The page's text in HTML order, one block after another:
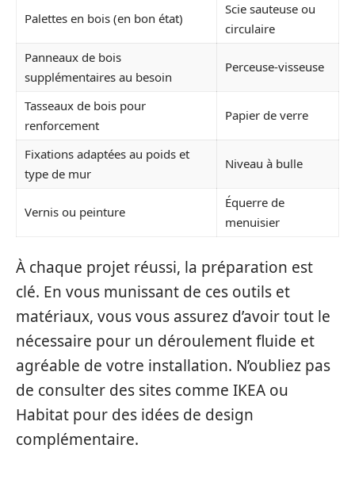
Palettes en bois (en bon état)
Scie sauteuse ou
circulaire
Panneaux de bois
supplémentaires au besoin
Perceuse-visseuse
Tasseaux de bois pour
renforcement
Papier de verre
Fixations adaptées au poids et
type de mur
Niveau à bulle
Vernis ou peinture
Équerre de
menuisier
À chaque projet réussi, la préparation est
clé. En vous munissant de ces outils et
matériaux, vous vous assurez d’avoir tout le
nécessaire pour un déroulement fluide et
agréable de votre installation. N’oubliez pas
de consulter des sites comme IKEA ou
Habitat pour des idées de design
complémentaire.